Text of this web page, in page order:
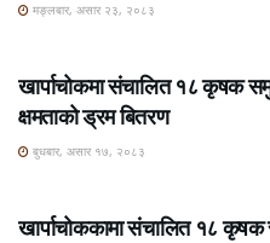
मङ्लबार, असार २३, २०८३
खार्पाचोकमा संचालित १८ कृषक
क्षमताको ड्रम बितरण
बुधबार, असार १७, २०८३
खार्पाचोककामा संचालित १८